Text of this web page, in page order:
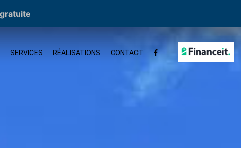
SERVICES RÉALISATIONS CONTACT